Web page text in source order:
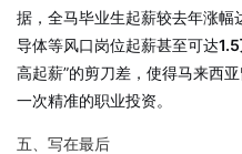
据，全马毕业生起薪较去年涨幅
导体等风口岗位起薪甚至可达
高起薪”的剪刀差，使得马来西
一次精准的职业投资。
五、写在最后